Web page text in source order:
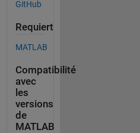
GitHub
Requiert
MATLAB
Compatibilité
avec
les
versions
de
MATLAB